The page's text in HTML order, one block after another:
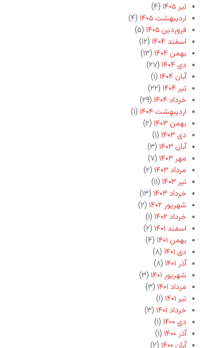
تیر ۱۴۰۵
(۴)
اردیبهشت ۱۴۰۵
(۴)
فروردین ۱۴۰۵
(۵)
اسفند ۱۴۰۴
(۱۲)
بهمن ۱۴۰۴
(۱۳)
دی ۱۴۰۴
(۲۷)
آبان ۱۴۰۴
(۱)
تیر ۱۴۰۴
(۲۲)
خرداد ۱۴۰۴
(۲۹)
اردیبهشت ۱۴۰۴
(۱)
بهمن ۱۴۰۳
(۲)
دی ۱۴۰۳
(۱)
آبان ۱۴۰۳
(۳)
مهر ۱۴۰۳
(۷)
مرداد ۱۴۰۳
(۲)
تیر ۱۴۰۳
(۱۱)
خرداد ۱۴۰۳
(۱۳)
شهریور ۱۴۰۲
(۲)
خرداد ۱۴۰۲
(۱)
اسفند ۱۴۰۱
(۲)
بهمن ۱۴۰۱
(۴)
دی ۱۴۰۱
(۸)
آذر ۱۴۰۱
(۸)
شهریور ۱۴۰۱
(۳)
مرداد ۱۴۰۱
(۳)
تیر ۱۴۰۱
(۱)
خرداد ۱۴۰۱
(۳)
دی ۱۴۰۰
(۱)
آذر ۱۴۰۰
(۱)